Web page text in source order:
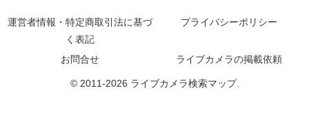
運営者情報・特定商取引法に基づ
く表記
プライバシーポリシー
お問合せ ライブカメラの掲載依頼
© 2011-2026 ライブカメラ検索マップ.